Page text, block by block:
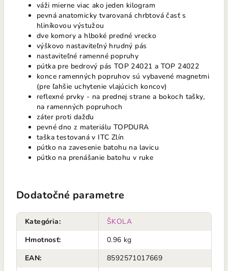
váži mierne viac ako jeden kilogram
pevná anatomicky tvarovaná chrbtová časť s
hliníkovou výstužou
dve komory a hlboké predné vrecko
výškovo nastaviteľný hrudný pás
nastaviteľné ramenné popruhy
pútka pre bedrový pás TOP 24021 a TOP 24022
konce ramenných popruhov sú vybavené magnetmi
(pre ľahšie uchytenie vlajúcich koncov)
reflexné prvky - na prednej strane a bokoch tašky,
na ramenných popruhoch
záter proti dažďu
pevné dno z materiálu TOPDURA
taška testovaná v ITC Zlín
pútko na zavesenie batohu na lavicu
pútko na prenášanie batohu v ruke
Dodatočné parametre
Kategória:
ŠKOLA
Hmotnosť:
0.96 kg
EAN:
8592571017669